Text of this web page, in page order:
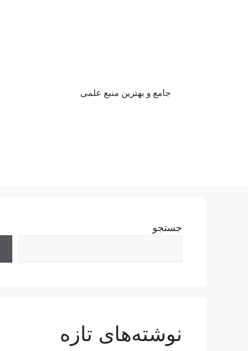
جامع و بهترین منبع علمی
جستجو
نوشته‌های تازه